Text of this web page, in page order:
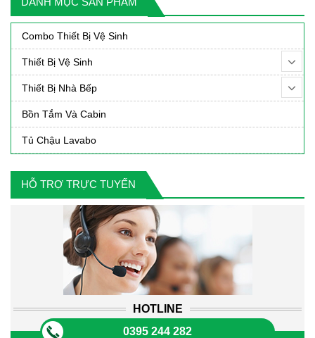
Combo Thiết Bị Vệ Sinh
Thiết Bị Vệ Sinh
Thiết Bị Nhà Bếp
Bồn Tắm Và Cabin
Tủ Chậu Lavabo
HỖ TRỢ TRỰC TUYẾN
HOTLINE
0395 244 282
139,000₫.